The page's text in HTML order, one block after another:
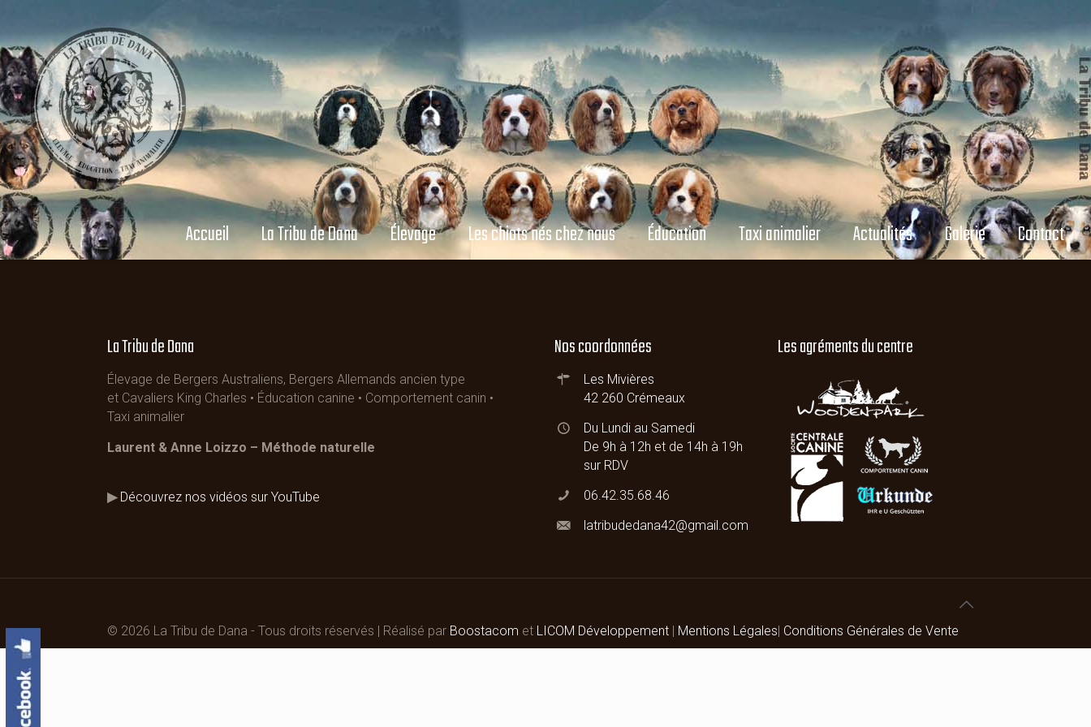
Accueil La Tribu de Dana Élevage Les chiots nés chez nous Éducation Taxi animalier Actualités Galerie Contact
La Tribu de Dana
Élevage de Bergers Australiens, Bergers Allemands ancien type
et Cavaliers King Charles • Éducation canine • Comportement canin •
Taxi animalier
Laurent & Anne Loizzo – Méthode naturelle
▶ Découvrez nos vidéos sur YouTube
Nos coordonnées
Les Mivières
42 260 Crémeaux
Du Lundi au Samedi
De 9h à 12h et de 14h à 19h
sur RDV
06.42.35.68.46
latribudedana42@gmail.com
Les agréments du centre
© 2026 La Tribu de Dana - Tous droits réservés | Réalisé par Boostacom et LICOM Développement | Mentions Légales| Conditions Générales de Vente